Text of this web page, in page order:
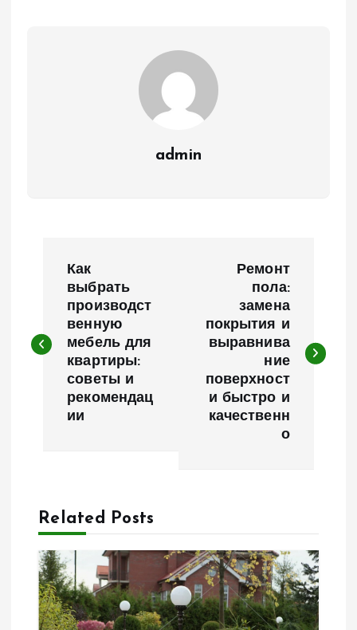
admin
в
и
я
п
Как
выбрать
производст
венную
мебель для
квартиры:
советы и
рекомендац
ии
Ремонт
пола:
замена
покрытия и
выравнива
ние
поверхност
и быстро и
качественн
о
Related Posts